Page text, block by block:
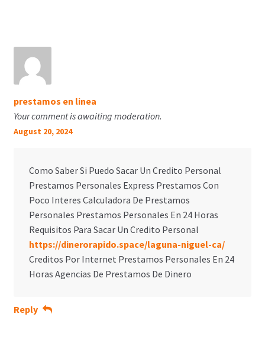
prestamos en linea
Your comment is awaiting moderation.
August 20, 2024
Como Saber Si Puedo Sacar Un Credito Personal
Prestamos Personales Express Prestamos Con
Poco Interes Calculadora De Prestamos
Personales Prestamos Personales En 24 Horas
Requisitos Para Sacar Un Credito Personal
https://dinerorapido.space/laguna-niguel-ca/
Creditos Por Internet Prestamos Personales En 24
Horas Agencias De Prestamos De Dinero
Reply